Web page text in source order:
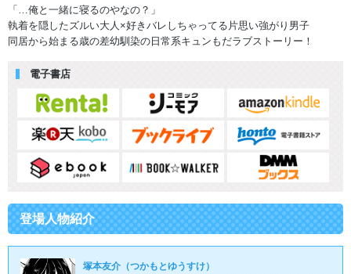
「…俺と一緒に寝るのやなの？」
執着を隠したズルい大人×好きバレしちゃってる片思い強がり男子
同居から始まる歳の差幼馴染の日常系キュンもだラブストーリー！
電子書店
登場人物紹介
塚本友介（つかもとゆうすけ）